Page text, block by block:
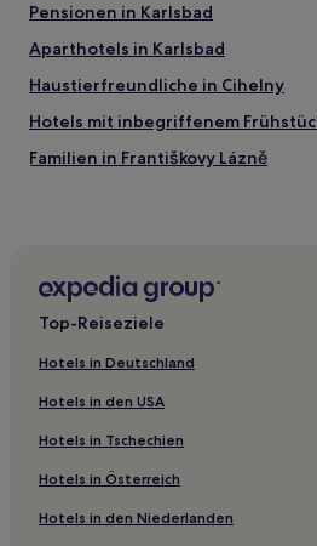
Pensionen in Karlsbad
Aparthotels in Karlsbad
Haustierfreundliche in Cihelny
Hotels mit inbegriffenem
Familien in Františkovy Lázně
Hotels mit inbegriffenem
Haustierfreundliche in Karlsbad
Hotels mit Pool in Karlsbad
Familien in Karlsbad
Haustierfreundliche in Mariánské
Hotels mit inbegriffenem
Familien in Mariánské Lázne
Top-Reiseziele
Hotels in Deutschland
Hotels in den USA
Hotels in Tschechien
Hotels in Österreich
Hotels in den Niederlanden